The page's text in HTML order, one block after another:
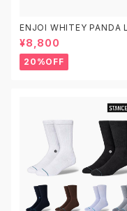
ENJOI WHITEY PANDA
O エンジョイ スケートボー
ッキ スケボー7.5 7.75 8.0
5 8.5 子供用 キッズ
¥8,800
20%OFF